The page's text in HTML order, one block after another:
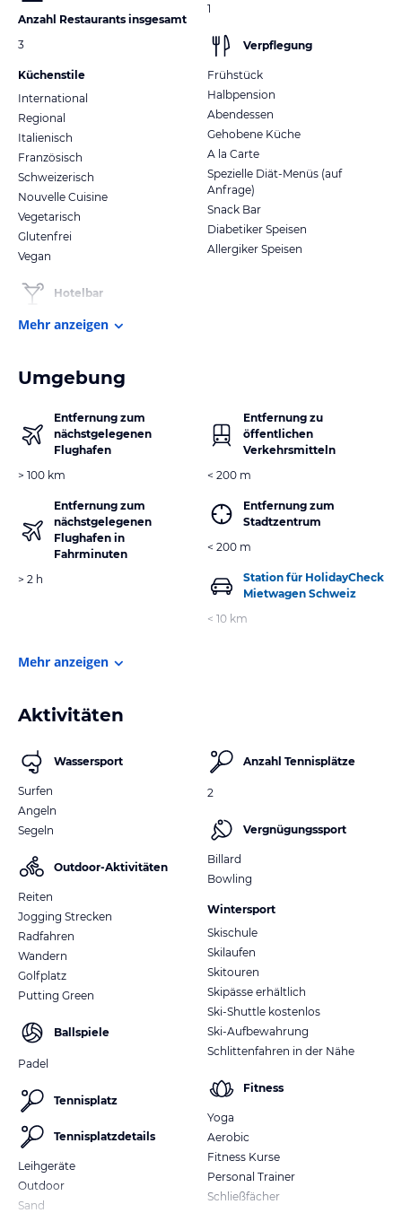
Anzahl Restaurants insgesamt
3
Küchenstile
International
Regional
Italienisch
Französisch
Schweizerisch
Nouvelle Cuisine
Vegetarisch
Glutenfrei
Vegan
Hotelbar
1
Verpflegung
Frühstück
Halbpension
Abendessen
Gehobene Küche
A la Carte
Spezielle Diät-Menüs (auf
Anfrage)
Snack Bar
Diabetiker Speisen
Allergiker Speisen
Mehr anzeigen
Umgebung
Entfernung zum
nächstgelegenen
Flughafen
> 100 km
Entfernung zum
nächstgelegenen
Flughafen in
Fahrminuten
> 2 h
Entfernung zu
öffentlichen
Verkehrsmitteln
< 200 m
Entfernung zum
Stadtzentrum
< 200 m
Station für HolidayCheck
Mietwagen Schweiz
< 10 km
Mehr anzeigen
Aktivitäten
Wassersport
Surfen
Angeln
Segeln
Outdoor-Aktivitäten
Reiten
Jogging Strecken
Radfahren
Wandern
Golfplatz
Putting Green
Ballspiele
Padel
Tennisplatz
Tennisplatzdetails
Leihgeräte
Outdoor
Sand
Anzahl Tennisplätze
2
Vergnügungssport
Billard
Bowling
Wintersport
Skischule
Skilaufen
Skitouren
Skipässe erhältlich
Ski-Shuttle kostenlos
Ski-Aufbewahrung
Schlittenfahren in der Nähe
Fitness
Yoga
Aerobic
Fitness Kurse
Personal Trainer
Schließfächer